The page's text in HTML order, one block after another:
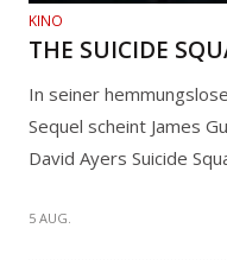
KINO
THE SUICIDE
In seiner
Sequel scheint James
David Ayers Suicide
5 AUG.